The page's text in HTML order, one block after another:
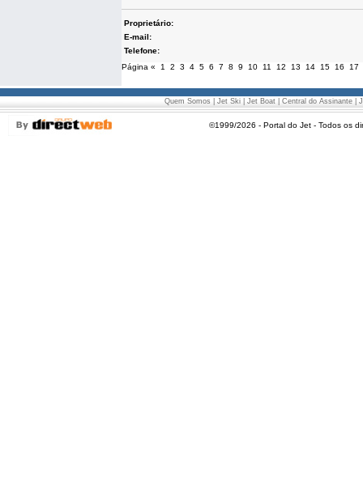
Proprietário:
E-mail:
Telefone:
Página « 1 2 3 4 5 6 7 8 9 10 11 12 13 14 15 16 17
Quem Somos Jet Ski Jet Boat Central do Assinante
©1999/2026 - Portal do Jet - Todos os